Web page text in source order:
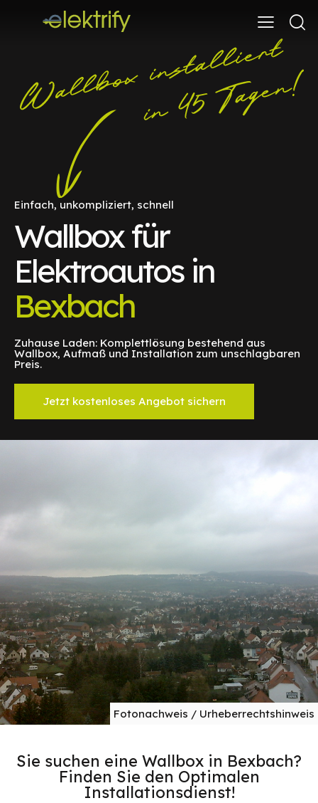
Einfach, unkompliziert, schnell
Wallbox für
Elektroautos in
Bexbach
Zuhause Laden: Komplettlösung bestehend aus
Wallbox, Aufmaß und Installation zum unschlagbaren
Preis.
Jetzt kostenloses Angebot sichern
Fotonachweis / Urheberrechtshinweis
Sie suchen eine Wallbox in Bexbach?
Finden Sie den Optimalen
Installationsdienst!